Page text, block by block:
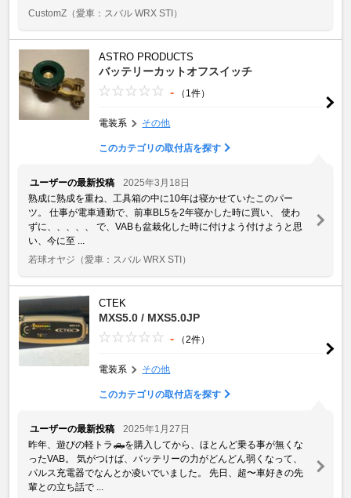
CustomZ （愛車：スバル WRX STI）
ASTRO PRODUCTS
バッテリーカットオフスイッチ
- （1件）
電装系 その他
このカテゴリの取付店を探す
ユーザーの最新投稿
2025年3月18日
熟成に熟成を重ね、工具箱の中に10年は寝かせていたこのパー
ツ。 仕事が電車通勤で、前車BL5を2年寝かした時に買い、 使わ
ずに、、、、、 で、VABも盆栽化した時に付けよう付けようと思
い、今に至 ...
若球オヤジ （愛車：スバル WRX STI）
CTEK
MXS5.0 / MXS5.0JP
- （2件）
電装系 その他
このカテゴリの取付店を探す
ユーザーの最新投稿
2025年1月27日
昨年、遊びの軽トラ🛻を購入してから、ほとんど乗る事が無くな
ったVAB。 気がつけば、バッテリーの力がどんどん弱くなって、
パルス充電器でなんとか凌いでいました。 先日、超〜車好きの先
輩との立ち話で ...